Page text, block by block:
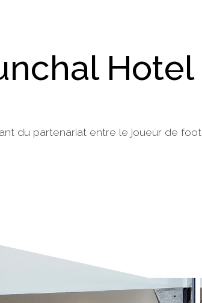
Hotel
du partenariat entre le joueur de